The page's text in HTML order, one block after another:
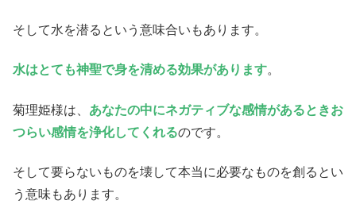
そして水を潜るという意味合いもあります。
水はとても神聖で身を清める効果があります。
菊理姫様は、 あなたの中にネガティブな感情があるときお
つらい感情を浄化してくれるのです。
そして要らないものを壊して本当に必要なものを創るとい
う意味もあります。